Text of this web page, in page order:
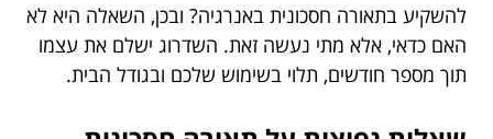
להשקיע בתאורה חסכונית באנרגיה? ובכן, השאלה היא לא
האם כדאי, אלא מתי נעשה זאת. השדרוג ישלם את עצמו
תוך מספר חודשים, תלוי בשימוש שלכם ובגודל הבית.